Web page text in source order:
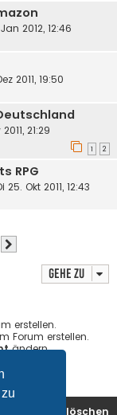
2012, 12:46
2011, 19:50
21:29
1 2
RPG
25. Okt 2011, 12:43
Gehe zu
erstellen.
Forum erstellen.
ändern.
erstellen.
Alle Cookies löschen